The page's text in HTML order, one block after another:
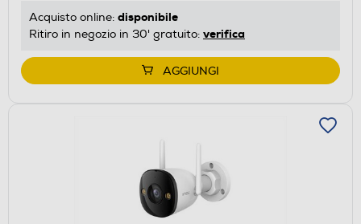
Acquisto online: disponibile
Ritiro in negozio in 30' gratuito: verifica
AGGIUNGI